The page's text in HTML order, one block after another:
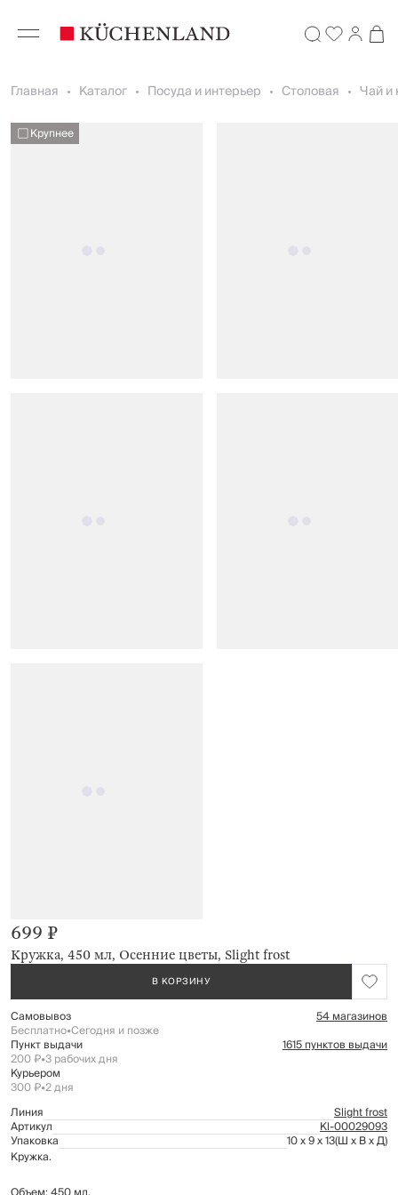
Главная Каталог Посуда и интерьер Столовая Чай и
Крупнее
Кружка, 450 мл, Осенние цветы, Slight frost
699 ₽
В КОРЗИНУ
Самовывоз 54 магазинов
Бесплатно•Сегодня и позже
Пункт выдачи 1615 пунктов выдачи
200 ₽•3 рабочих дня
Курьером
300 ₽•2 дня
Линия
Slight frost
Артикул Kl-00029093
Упаковка 10 x 9 x 13(Ш x В x Д)
Кружка.